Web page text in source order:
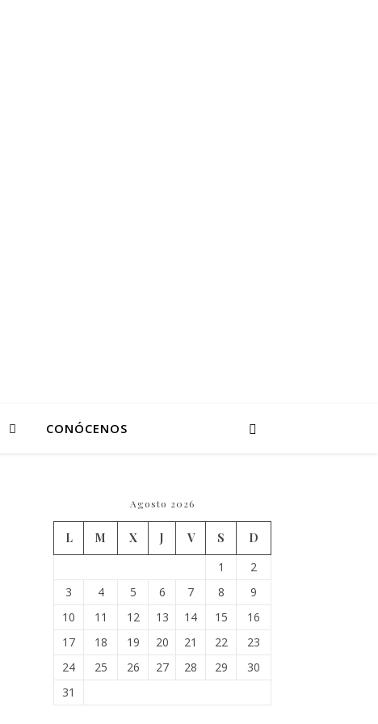
CONÓCENOS
Agosto 2026
L M X J V S
D
1
2
3
4 5 6 7 8
9
10
11 12 13 14 15
16
17
18 19 20 21 22
23
24
25 26 27 28 29
30
31